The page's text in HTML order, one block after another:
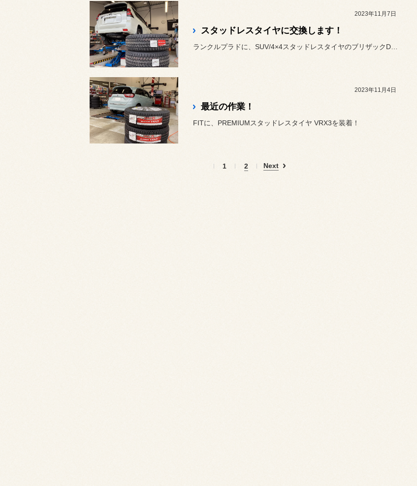
2023年11月7日
スタッドレスタイヤに交換します！
2023年11月4日
最近の作業！
FITに、PREMIUMスタッドレスタイヤ VRX3を装着！
1 2 Next